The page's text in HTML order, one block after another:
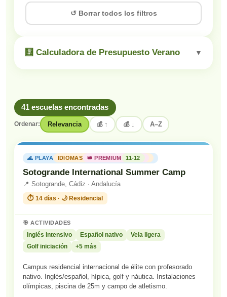
↺ Borrar todos los filtros
🧮 Calculadora de Presupuesto Verano ▼
41 escuelas encontradas
Ordenar: Relevancia 💰 ↑ 💰 ↓ A–Z
🌊 PLAYA IDIOMAS 👑 PREMIUM 11-12
Sotogrande International Summer Camp
📍 Sotogrande, Cádiz · Andalucía
⏱️ 14 días · 🌙 Residencial
🎯 ACTIVIDADES
Inglés intensivo Español nativo
Vela ligera
Golf iniciación
+5 más
Campus residencial internacional de élite con profesorado
nativo. Inglés/español, hípica, golf y náutica. Instalaciones
olímpicas, piscina de 25m y campo de atletismo.